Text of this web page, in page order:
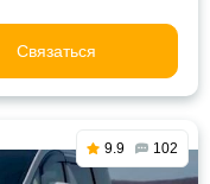
Связаться
9.9 102